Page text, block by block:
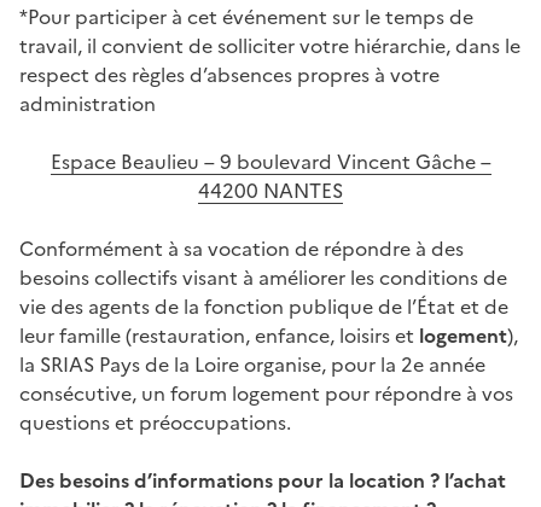
*Pour participer à cet événement sur le temps de
travail, il convient de solliciter votre hiérarchie, dans le
respect des règles d’absences propres à votre
administration
Espace Beaulieu – 9 boulevard Vincent Gâche –
44200 NANTES
Conformément à sa vocation de répondre à des
besoins collectifs visant à améliorer les conditions de
vie des agents de la fonction publique de l’État et de
leur famille (restauration, enfance, loisirs et logement),
la SRIAS Pays de la Loire organise, pour la 2e année
consécutive, un forum logement pour répondre à vos
questions et préoccupations.
Des besoins d’informations pour la location ? l’achat